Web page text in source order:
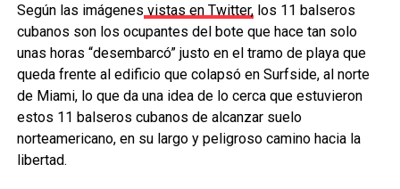
Según las imágenes vistas en Twitter,los 11 balseros
cubanos son los ocupantes del bote que hace tan solo
unas horas “desembarcó” justo en el tramo de playa que
queda frente al edificio que colapsó en Surfside, al norte
de Miami, lo que da una idea de lo cerca que estuvieron
estos 11 balseros cubanos de alcanzar suelo
norteamericano, en su largo y peligroso camino hacia la
libertad.